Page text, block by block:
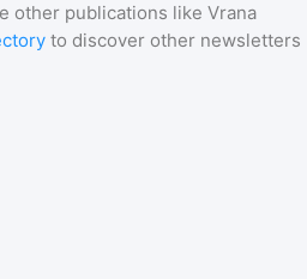
other publications like Vrana
to discover other newsletters